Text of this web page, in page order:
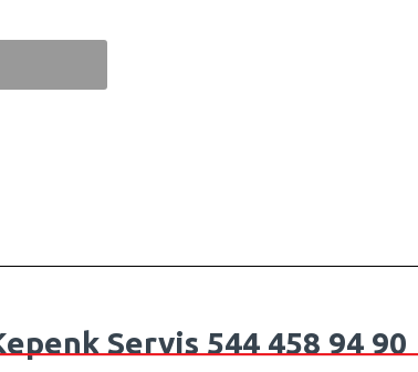
Servis 544 458 94 90